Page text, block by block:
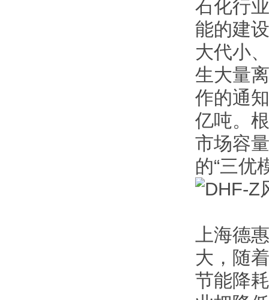
石化行
能的建
大代小
生大量
作的通
亿吨。
市场容
的“三优
上海德
大，随
节能降